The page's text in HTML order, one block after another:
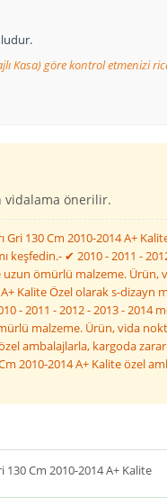
Kasa) göre kontrol etmenizi
vidalama önerilir.
Gri 130 Cm 2010-2014
✔ 2010 - 2011 -
ömürlü malzeme.
A+ Kalite Özel olarak s-
- 2011 - 2012 - 2013 -
malzeme. Ürün, vida
özel ambalajlarla, kargoda
Cm 2010-2014 A+ Kalite
130 Cm 2010-2014 A+ Kalite